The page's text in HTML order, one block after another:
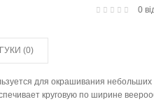
0
(0)
для окрашивания
круговую по ширине